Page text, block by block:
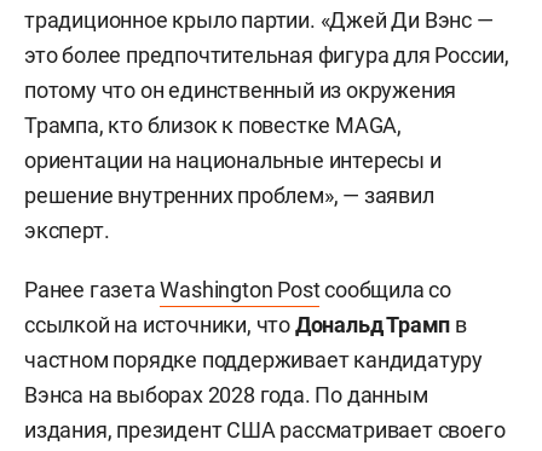
традиционное крыло партии. «Джей Ди Вэнс —
это более предпочтительная фигура для России,
потому что он единственный из окружения
Трампа, кто близок к повестке MAGA,
ориентации на национальные интересы и
решение внутренних проблем», — заявил
эксперт.
Ранее газетаWashington Postсообщила со
ссылкой на источники, чтоДональд Трамп в
частном порядке поддерживает кандидатуру
Вэнса на выборах 2028 года. По данным
издания, президент США рассматривает своего